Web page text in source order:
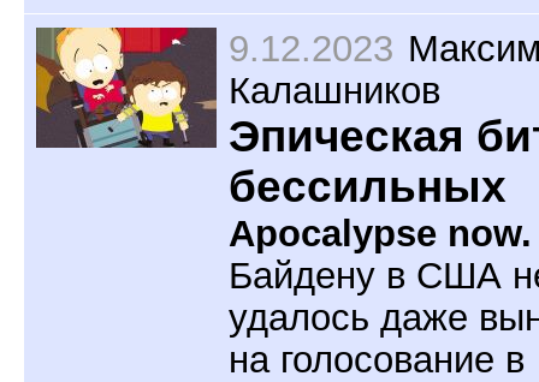
9.12.2023
Калашников
Эпическая
бессильных
Apocalypse now.
Байдену в США
удалось даже
на голосование в